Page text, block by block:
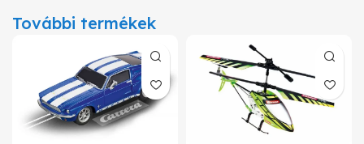
További termékek